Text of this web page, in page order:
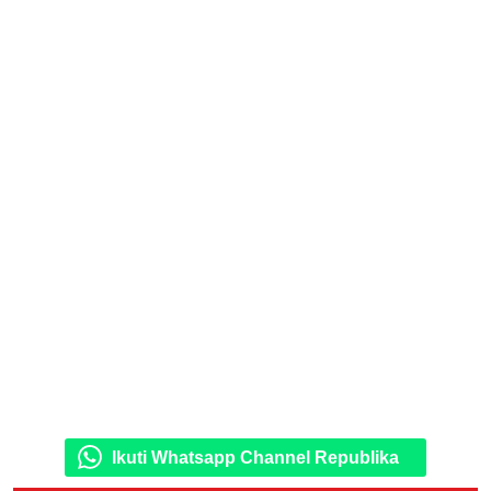
Ikuti Whatsapp Channel Republika